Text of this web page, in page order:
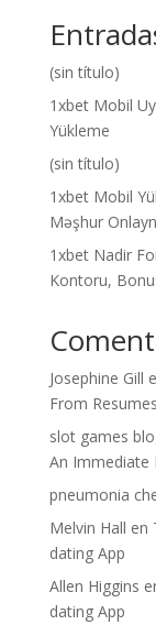
(sin título)
1xbet Mobil
Yükleme
(sin título)
1xbet Mobil
Məşhur
1xbet Nadir
Kontoru,
Josephine Gill
From
slot games
An Immediate
pneumonia
Melvin Hall en
dating App
Allen Higgins
dating App